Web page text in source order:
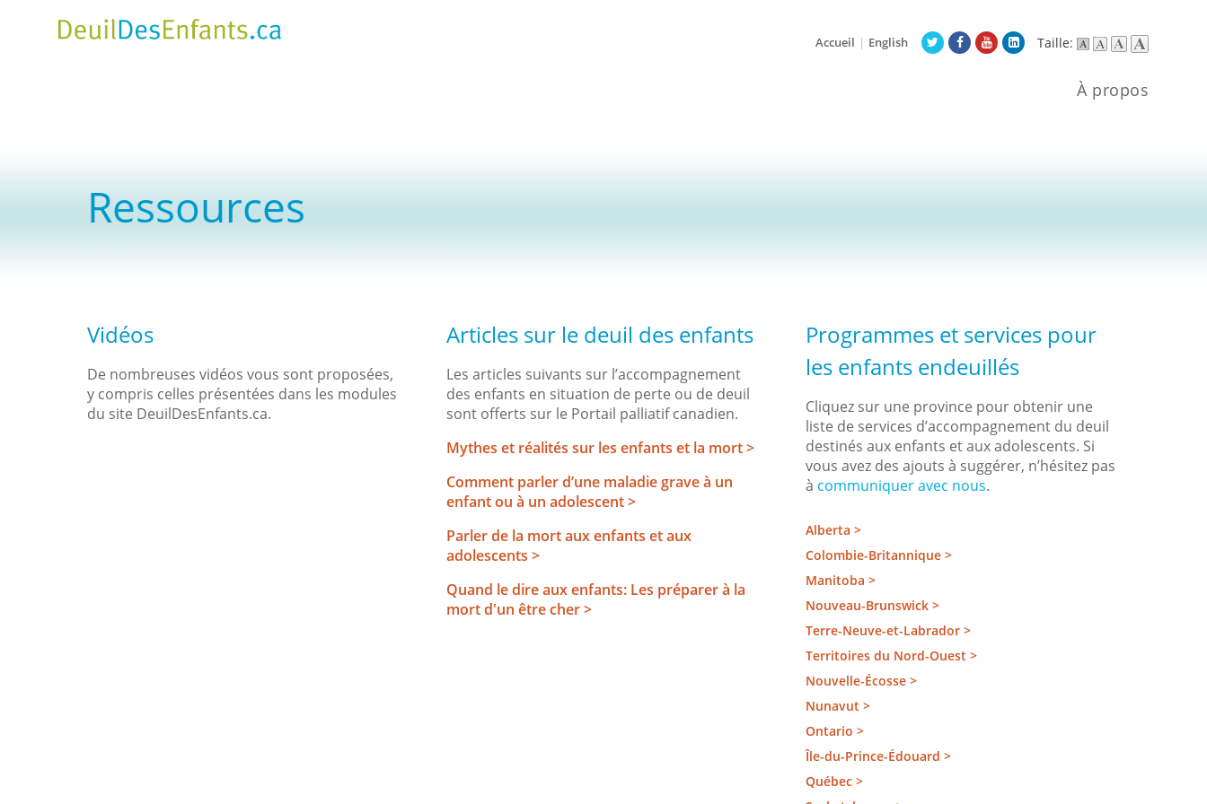
Accueil | English Taille:
À propos
Ressources
Vidéos
De nombreuses vidéos vous sont proposées,
y compris celles présentées dans les modules
du site DeuilDesEnfants.ca.
Articles sur le deuil des enfants
Les articles suivants sur l’accompagnement
des enfants en situation de perte ou de deuil
sont offerts sur le Portail palliatif canadien.
Mythes et réalités sur les enfants et la mort >
Comment parler d’une maladie grave à un
enfant ou à un adolescent >
Parler de la mort aux enfants et aux
adolescents >
Quand le dire aux enfants: Les préparer à la
mort d'un être cher >
Programmes et services pour
les enfants endeuillés
Cliquez sur une province pour obtenir une
liste de services d’accompagnement du deuil
destinés aux enfants et aux adolescents. Si
vous avez des ajouts à suggérer, n’hésitez pas
à communiquer avec nous.
Alberta >
Colombie-Britannique >
Manitoba >
Nouveau-Brunswick >
Terre-Neuve-et-Labrador >
Territoires du Nord-Ouest >
Nouvelle-Écosse >
Nunavut >
Ontario >
Île-du-Prince-Édouard >
Québec >